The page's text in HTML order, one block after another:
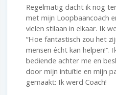
Regelmatig dacht ik nog
met mijn Loopbaancoach
vielen stilaan in elkaar. Ik
“Hoe fantastisch zou het
mensen écht kan helpen!“.
bediende achter me en
door mijn intuïtie en mijn
gemaakt: Ik werd Coach!